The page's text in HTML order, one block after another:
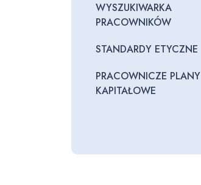
WYSZUKIWARKA
PRACOWNIKÓW
STANDARDY ETYCZNE
PRACOWNICZE PLANY
KAPITAŁOWE